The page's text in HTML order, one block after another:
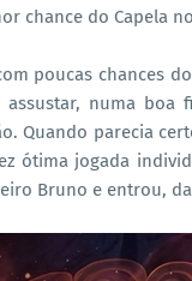
chance do Capela
poucas chances
numa boa
Quando parecia
ótima jogada
Bruno e entrou,